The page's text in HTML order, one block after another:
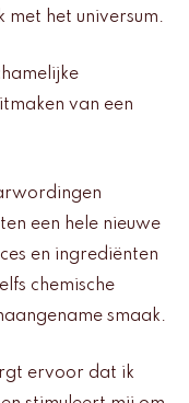
met het universum.
van een
een hele nieuwe
en ingrediënten
chemische
smaak.
ervoor dat ik